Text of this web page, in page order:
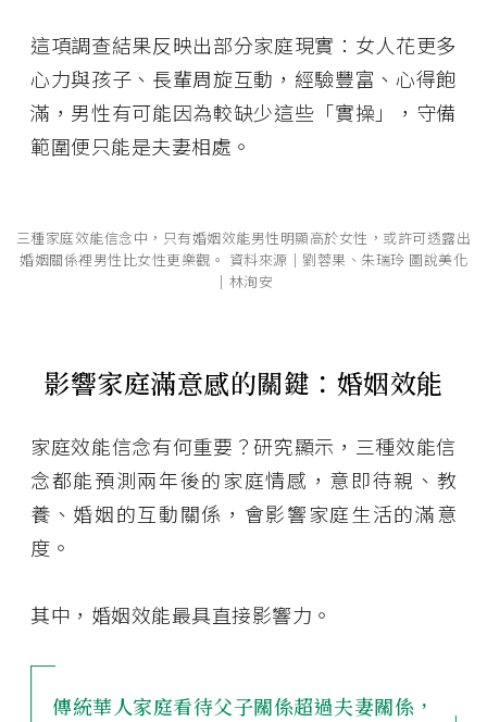
這項調查結果反映出部分家庭現實：女人花更多
心力與孩子、長輩周旋互動，經驗豐富、心得飽
滿，男性有可能因為較缺少這些「實操」，守備
範圍便只能是夫妻相處。
三種家庭效能信念中，只有婚姻效能男性明顯高於女性，或許可透露出
婚姻關係裡男性比女性更樂觀。 資料來源│劉蓉果、朱瑞玲 圖說美化
│林洵安
影響家庭滿意感的關鍵：婚姻效能
家庭效能信念有何重要？研究顯示，三種效能信
念都能預測兩年後的家庭情感，意即待親、教
養、婚姻的互動關係，會影響家庭生活的滿意
度。
其中，婚姻效能最具直接影響力。
傳統華人家庭看待父子關係超過夫妻關係，